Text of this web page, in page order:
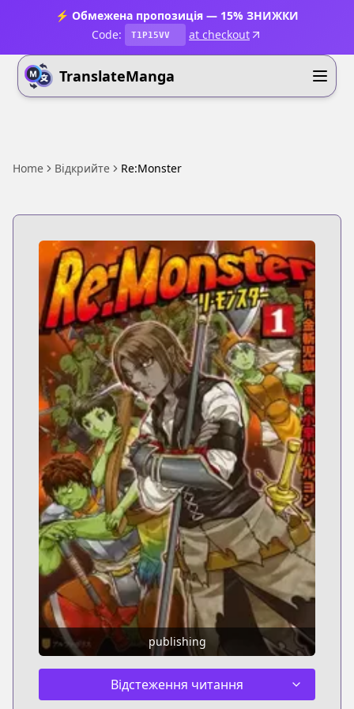
⚡ Обмежена пропозиція — 15% ЗНИЖКИ
Code:
T1P15VV at checkout
TranslateManga
Home Відкрийте Re:Monster
publishing
Відстеження читання